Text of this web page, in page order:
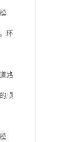
环
路
顺